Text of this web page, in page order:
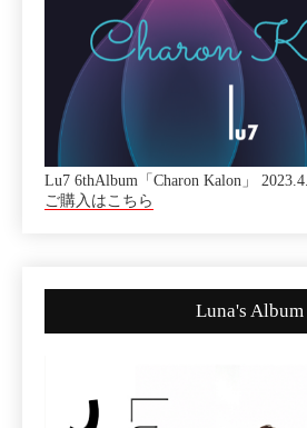
Lu7 6thAlbum「Charon Kalon」
ご購入はこちら
Luna's Album